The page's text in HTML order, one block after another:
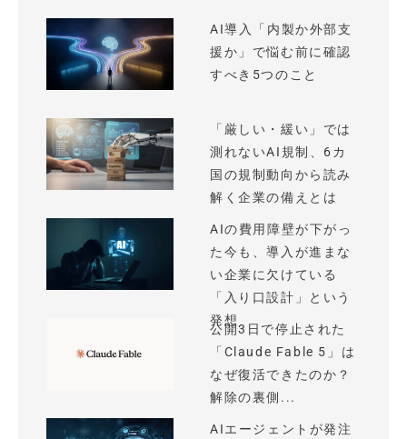
AI導入「内製か外部支
援か」で悩む前に確認
すべき5つのこと
「厳しい・緩い」では
測れないAI規制、6カ
国の規制動向から読み
解く企業の備えとは
AIの費用障壁が下がっ
た今も、導入が進まな
い企業に欠けている
「入り口設計」という
発想
公開3日で停止された
「Claude Fable 5」は
なぜ復活できたのか？
解除の裏側...
AIエージェントが発注